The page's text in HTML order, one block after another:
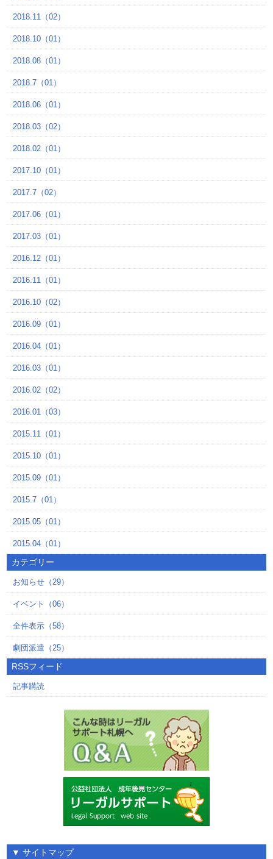
2018.11（02）
2018.10（01）
2018.08（01）
2018.7（01）
2018.06（01）
2018.03（02）
2018.02（01）
2017.10（01）
2017.7（02）
2017.06（01）
2017.03（01）
2016.12（01）
2016.11（01）
2016.10（02）
2016.09（01）
2016.04（01）
2016.03（01）
2016.02（02）
2016.01（03）
2015.11（01）
2015.10（01）
2015.09（01）
2015.7（01）
2015.05（01）
2015.04（01）
カテゴリー
お知らせ（29）
イベント（06）
全件表示（58）
劇団派遣（25）
RSSフィード
記事購読
▼ サイトマップ